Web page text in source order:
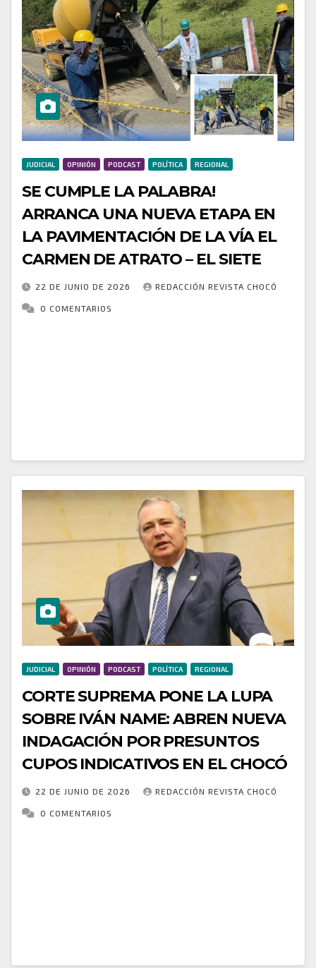
JUDICIAL OPINIÓN PODCAST POLÍTICA REGIONAL
SE CUMPLE LA PALABRA!
ARRANCA UNA NUEVA ETAPA EN
LA PAVIMENTACIÓN DE LA VÍA EL
CARMEN DE ATRATO – EL SIETE
22 DE JUNIO DE 2026 REDACCIÓN REVISTA CHOCÓ
0 COMENTARIOS
JUDICIAL OPINIÓN PODCAST POLÍTICA REGIONAL
CORTE SUPREMA PONE LA LUPA
SOBRE IVÁN NAME: ABREN NUEVA
INDAGACIÓN POR PRESUNTOS
CUPOS INDICATIVOS EN EL CHOCÓ
22 DE JUNIO DE 2026 REDACCIÓN REVISTA CHOCÓ
0 COMENTARIOS